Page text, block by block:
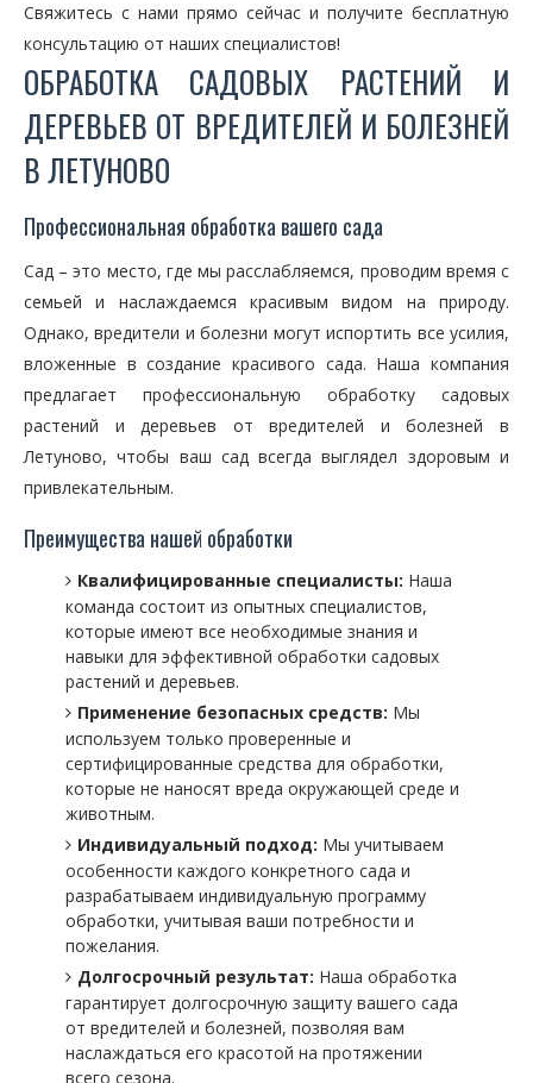
Свяжитесь с нами прямо сейчас и получите бесплатную
консультацию от наших специалистов!
ОБРАБОТКА САДОВЫХ РАСТЕНИЙ И
ДЕРЕВЬЕВ ОТ ВРЕДИТЕЛЕЙ И БОЛЕЗНЕЙ
В ЛЕТУНОВО
Профессиональная обработка вашего сада
Сад – это место, где мы расслабляемся, проводим время с
семьей и наслаждаемся красивым видом на природу.
Однако, вредители и болезни могут испортить все усилия,
вложенные в создание красивого сада. Наша компания
предлагает профессиональную обработку садовых
растений и деревьев от вредителей и болезней в
Летуново, чтобы ваш сад всегда выглядел здоровым и
привлекательным.
Преимущества нашей обработки
Квалифицированные специалисты: Наша
команда состоит из опытных специалистов,
которые имеют все необходимые знания и
навыки для эффективной обработки садовых
растений и деревьев.
Применение безопасных средств: Мы
используем только проверенные и
сертифицированные средства для обработки,
которые не наносят вреда окружающей среде и
животным.
Индивидуальный подход: Мы учитываем
особенности каждого конкретного сада и
разрабатываем индивидуальную программу
обработки, учитывая ваши потребности и
пожелания.
Долгосрочный результат: Наша обработка
гарантирует долгосрочную защиту вашего сада
от вредителей и болезней, позволяя вам
наслаждаться его красотой на протяжении
всего сезона.